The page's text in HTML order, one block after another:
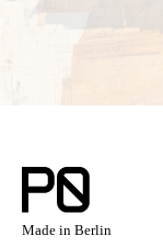
Made in Berlin